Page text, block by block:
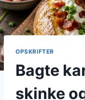
OPSKRIFTER
Bagte
skinke